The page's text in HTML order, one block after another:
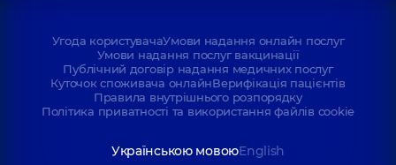
Угода користувачаУмови надання онлайн послуг
Умови надання послуг вакцинації
Публічний договір надання медичних послуг
Куточок споживача онлайнВерифікація пацієнтів
Правила внутрішнього розпорядку
Політика приватності та використання файлів cookie
Українською мовоюEnglish